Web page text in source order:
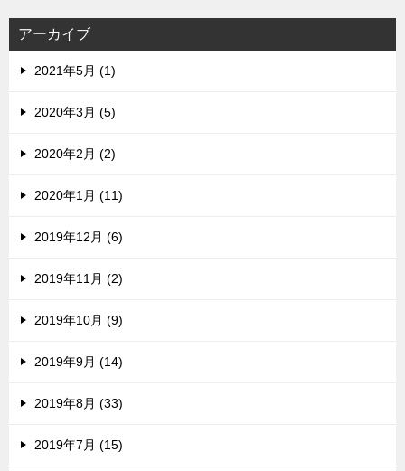
ス
アーカイブ
2021年5月 (1)
2020年3月 (5)
2020年2月 (2)
2020年1月 (11)
2019年12月 (6)
2019年11月 (2)
2019年10月 (9)
2019年9月 (14)
2019年8月 (33)
2019年7月 (15)